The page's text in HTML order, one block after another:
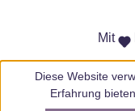
Mit
Diese Website
Erfahrung